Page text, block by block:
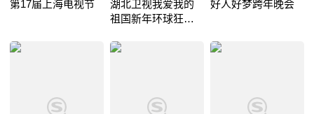
第17届上海电视节
湖北卫视我爱我的
祖国新年环球狂欢
好人好梦跨年晚会